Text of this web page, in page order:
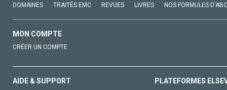
DOMAINES TRAITÉS EMC REVUES LIVRES NOS FORMULES
MON COMPTE
CRÉER UN COMPTE
AIDE & SUPPORT PLATEFORMES